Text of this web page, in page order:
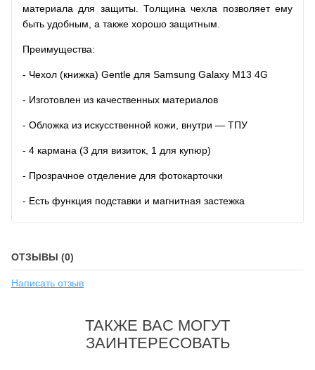
материала для защиты. Толщина чехла позволяет ему
быть удобным, а также хорошо защитным.
Преимущества:
- Чехол (книжка) Gentle для Samsung Galaxy M13 4G
- Изготовлен из качественных материалов
- Обложка из искусственной кожи, внутри — ТПУ
- 4 кармана (3 для визиток, 1 для купюр)
- Прозрачное отделение для фотокарточки
- Есть функция подставки и магнитная застежка
ОТЗЫВЫ (0)
Написать отзыв
ТАКЖЕ ВАС МОГУТ
ЗАИНТЕРЕСОВАТЬ